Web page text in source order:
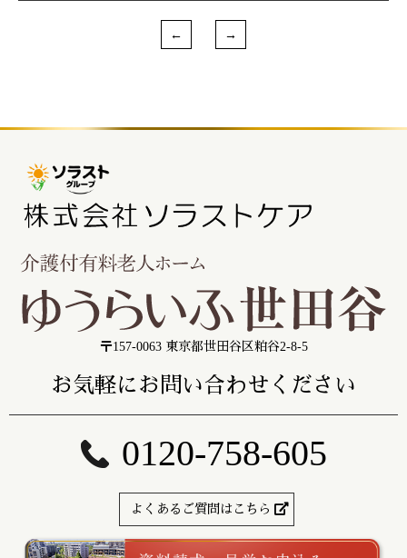
〒157-0063 東京都世田谷区粕谷2-8-5
お気軽にお問い合わせください
0120-758-605
よくあるご質問はこちら